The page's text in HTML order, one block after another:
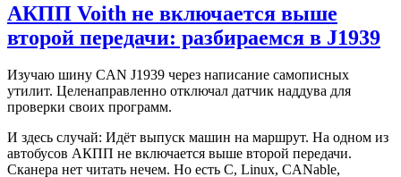
АКПП Voith не включается выше
второй передачи: разбираемся в J1939
Изучаю шину CAN J1939 через написание самописных
утилит. Целенаправленно отключал датчик наддува для
проверки своих программ.
И здесь случай: Идёт выпуск машин на маршрут. На одном из
автобусов АКПП не включается выше второй передачи.
Сканера нет читать нечем. Но есть C, Linux, CANable,